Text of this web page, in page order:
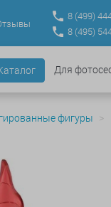
8 (499)
8 (495)
Для
фигуры